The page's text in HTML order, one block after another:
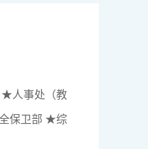
人事处（教
保卫部 ★综